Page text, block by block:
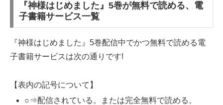
『神様はじめました』5巻が無料で読める、電
子書籍サービス一覧
『神様はじめました』5巻配信中でかつ無料で読める電
子書籍サービスは次の通りです!
【表内の記号について】
○⇒配信されている。または完全無料で読める。